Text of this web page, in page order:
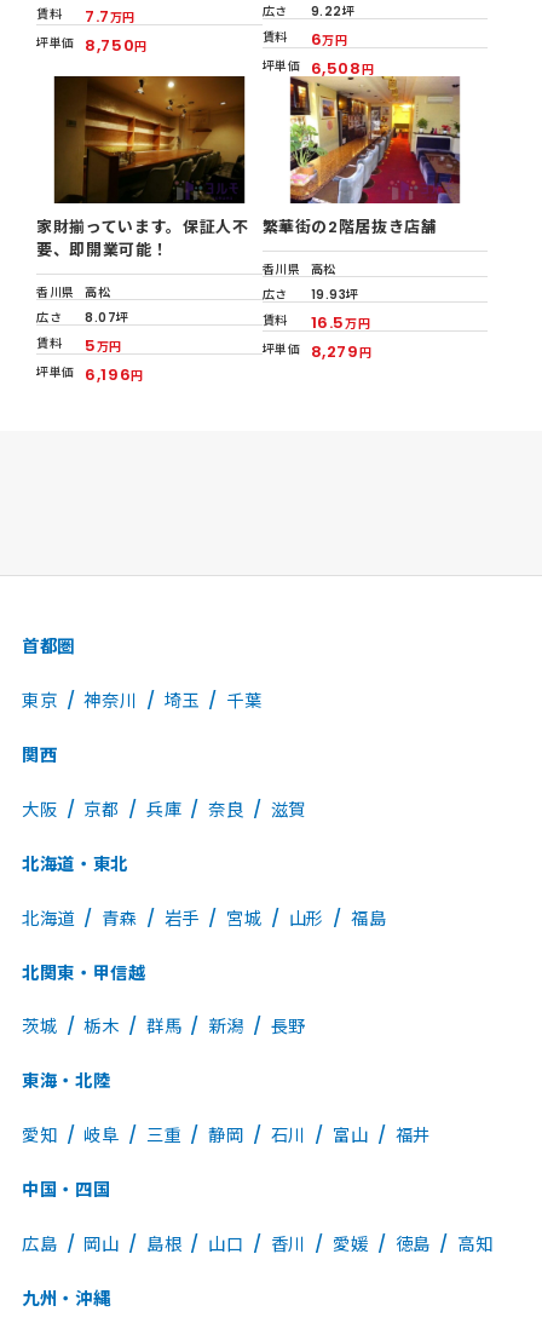
賃料
7.7万円
坪単価
8,750円
広さ
9.22坪
賃料
6万円
坪単価
6,508円
家財揃っています。保証人不
要、即開業可能！
香川県
高松
広さ
8.07坪
賃料
5万円
坪単価
6,196円
繁華街の2階居抜き店舗
香川県
高松
広さ
19.93坪
賃料
16.5万円
坪単価
8,279円
首都圏
東京 神奈川 埼玉 千葉
関西
大阪 京都 兵庫 奈良 滋賀
北海道・東北
北海道 青森 岩手 宮城 山形 福島
北関東・甲信越
茨城 栃木 群馬 新潟 長野
東海・北陸
愛知 岐阜 三重 静岡 石川 富山 福井
中国・四国
広島 岡山 島根 山口 香川 愛媛 徳島 高知
九州・沖縄